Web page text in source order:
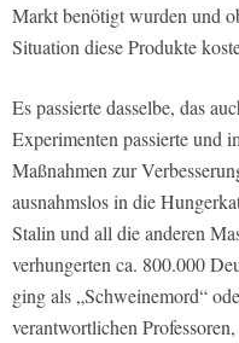
Markt benötigt wurden und
Situation diese Produkte
Es passierte dasselbe, das
Experimenten passierte und
Maßnahmen zur
ausnahmslos in die
Stalin und all die anderen
verhungerten ca. 800.000
ging als „Schweinemord“
verantwortlichen